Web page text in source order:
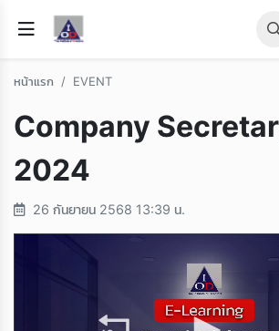
หน้าแรก EVENT
Company
2024
26 กันยายน 2568 13:39 น.